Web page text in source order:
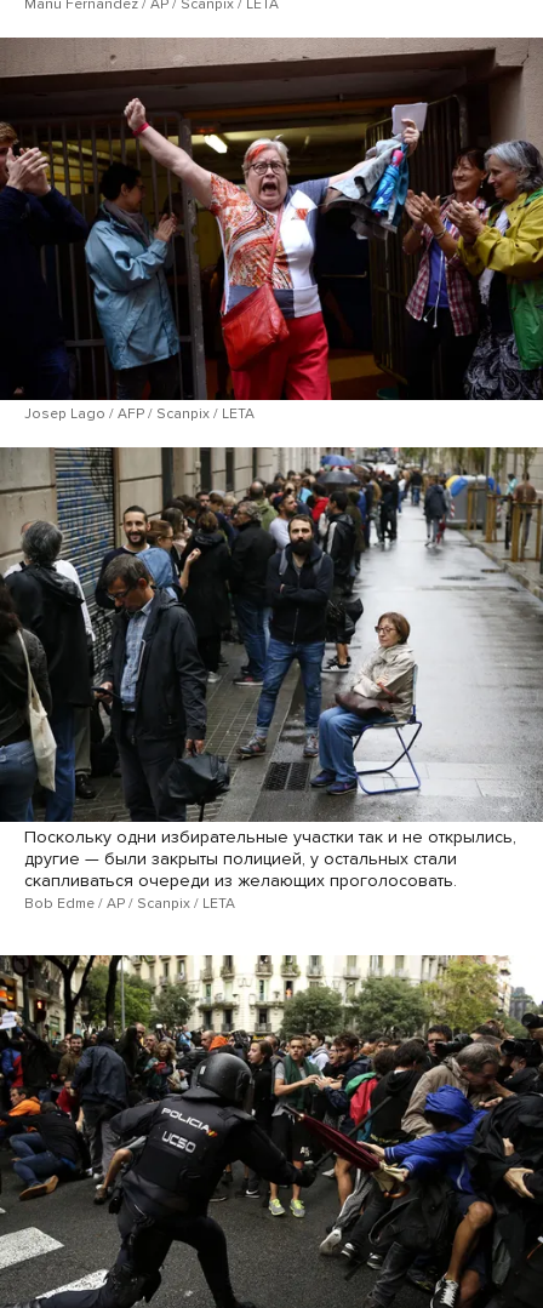
Manu Fernandez / AP / Scanpix / LETA
Josep Lago / AFP / Scanpix / LETA
Поскольку одни избирательные участки так и не открылись,
другие — были закрыты полицией, у остальных стали
скапливаться очереди из желающих проголосовать.
Bob Edme / AP / Scanpix / LETA